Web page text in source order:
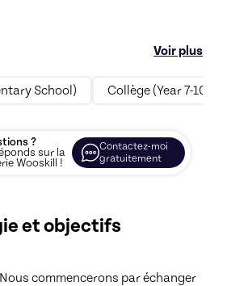
Voir plus
School) Collège (Year 7-10)
?
sur la
Wooskill !
Contactez-moi
gratuitement
et objectifs
commencerons par échanger